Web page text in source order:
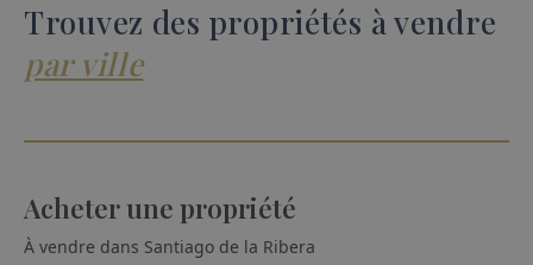
Trouvez des propriétés à vendre
par ville
Acheter une propriété
À vendre dans Santiago de la Ribera